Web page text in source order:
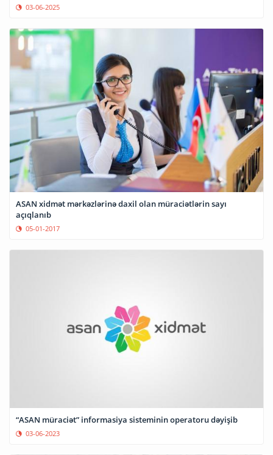
03-06-2025
ASAN xidmət mərkəzlərinə daxil olan müraciətlərin sayı
açıqlanıb
05-01-2017
“ASAN müraciət” informasiya sisteminin operatoru dəyişib
03-06-2023